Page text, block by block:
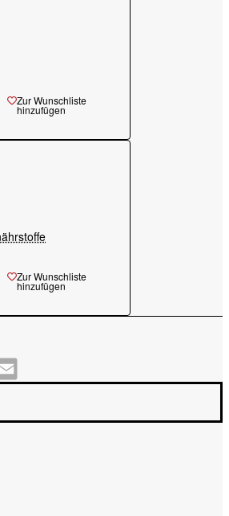
Zur Wunschliste
hinzufügen
Zur Wunschliste
hinzufügen
Email